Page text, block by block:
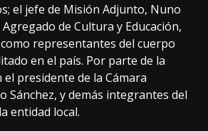
el jefe de Misión Adjunto, Nuno
de Cultura y Educación,
representantes del cuerpo
en el país. Por parte de la
presidente de la Cámara
Sánchez, y demás integrantes del
entidad local.